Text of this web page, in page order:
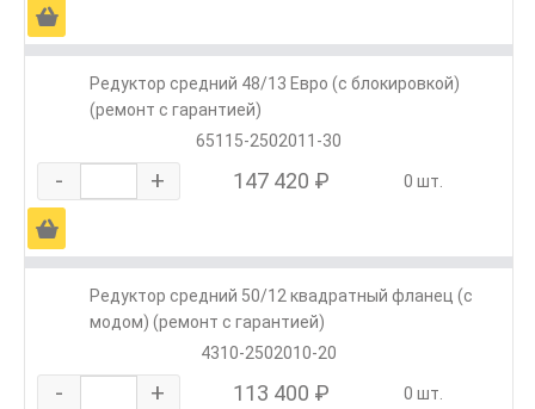
Ä
Редуктор средний 48/13 Евро (с блокировкой)
(ремонт с гарантией)
65115-2502011-30
- + 147 420 ₽ 0 шт.
Ä
Редуктор средний 50/12 квадратный фланец (с
модом) (ремонт с гарантией)
4310-2502010-20
- + 113 400 ₽ 0 шт.